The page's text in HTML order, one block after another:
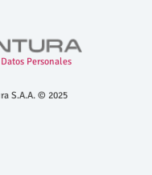
Personales
S.A.A. © 2025